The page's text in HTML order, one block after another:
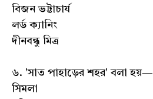
বিজন ভট্টাচার্য
লর্ড ক্যানিং
দীনবন্ধু মিত্র
৬. 'সাত পাহাড়ের শহর' বলা হয়—
সিমলা